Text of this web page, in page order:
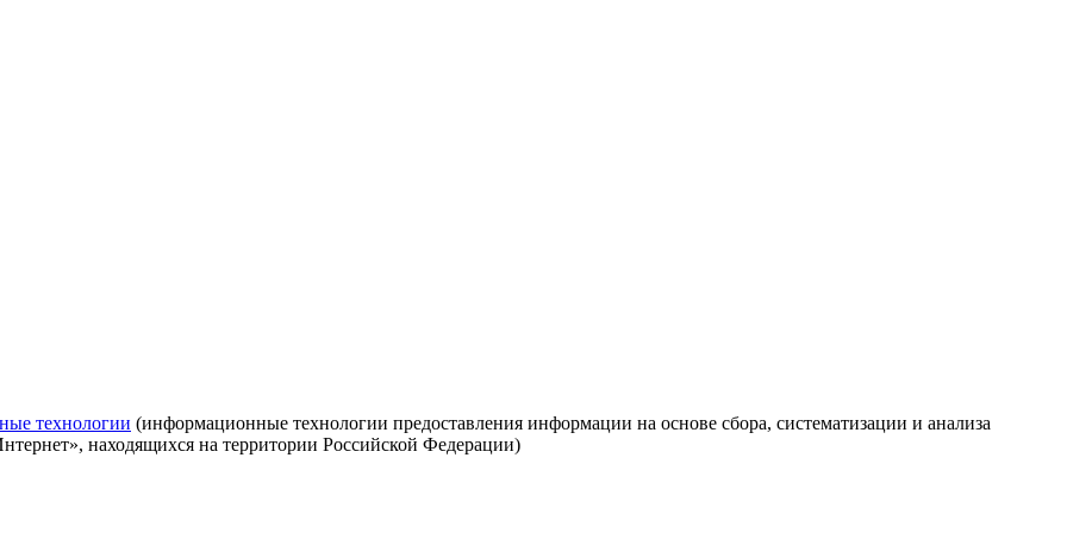
технологии (информационные технологии предоставления информации на основе сбора, систематизации и анализа
находящихся на территории Российской Федерации)